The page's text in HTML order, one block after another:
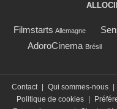
Filmstarts Allemagne
AdoroCinema Brésil
Contact Qui sommes-nous
Politique de cookies